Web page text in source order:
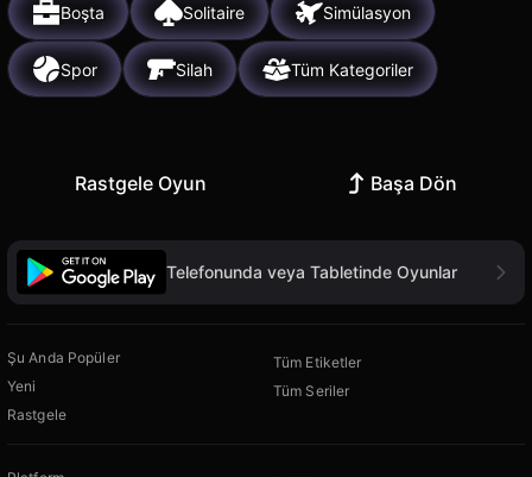
Boşta Solitaire Simülasyon
Spor Silah Tüm Kategoriler
Rastgele Oyun Başa Dön
Telefonunda veya Tabletinde Oyunlar
Şu Anda Popüler
Yeni
Rastgele
Tüm Etiketler
Tüm Seriler